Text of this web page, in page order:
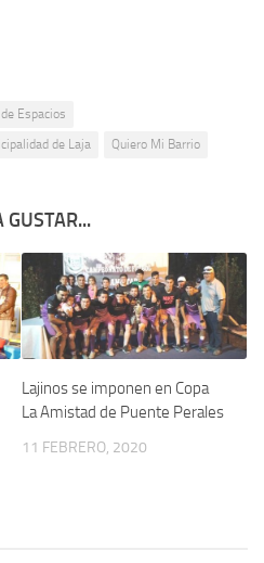
Espacios
de Laja Quiero Mi Barrio
Lajinos se imponen en Copa
La Amistad de Puente Perales
11 FEBRERO, 2020